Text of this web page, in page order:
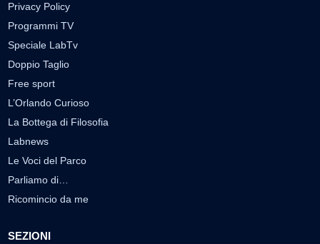
Privacy Policy
Programmi TV
Speciale LabTv
Doppio Taglio
Free sport
L’Orlando Curioso
La Bottega di Filosofia
Labnews
Le Voci del Parco
Parliamo di…
Ricomincio da me
SEZIONI